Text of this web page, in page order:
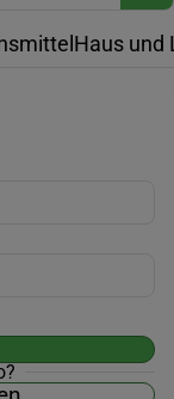
Haus und